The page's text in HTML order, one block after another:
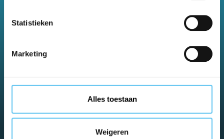
Statistieken
Marketing
Alles toestaan
Weigeren
Der modernste Garantiefonds in den
Nederland